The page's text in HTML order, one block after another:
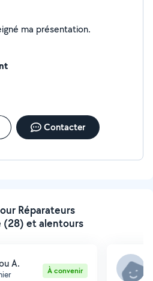
Je n'ai pas encore renseigné ma présentation.
Contacter
Réparateurs
(28) et alentours
A.
À convenir